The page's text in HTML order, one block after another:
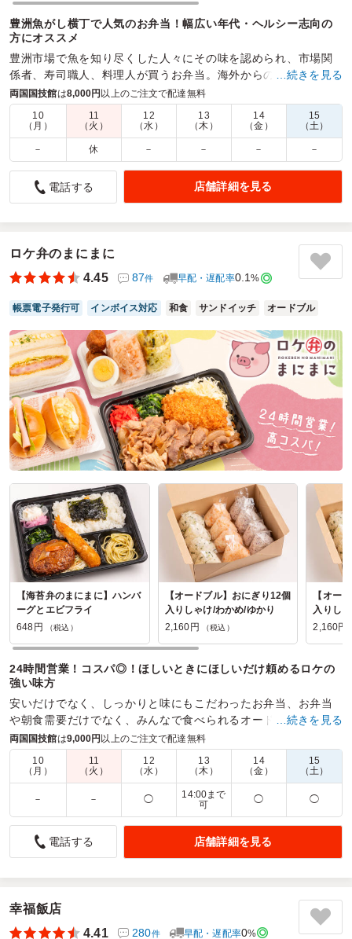
豊洲魚がし横丁で人気のお弁当！幅広い年代・ヘルシー志向の
方にオススメ
豊洲市場で魚を知り尽くした人々にその味を認められ、市場関
係者、寿司職人、料理人が買うお弁当。海外からの観光客もそ
の味を絶賛！！
商品数： 締切日時： 2日前20:00 価格帯：
980円～3,500円
配達時間：
8:30～16:00
味付けがしっかりあっておいしい
5.0
いているので、お米がどんどん進んでおいしかったです。時
間通りに配達してくれたので、役員用に注文した側としては
とても安心することができました。
ご利用シーン：会議・セミナー ›会議
参加者の年齢：60代以上男女比：男性多め
東京都墨田区横網2026/07/21
跳ね鯛の口コミをもっと見る
…続きを見る
両国国技館は8,000円 以上のご注文で配達無料
10
（月）
11
（火）
12
（水）
13
（木）
14
（金）
15
（土）
－ 休 － － － －
電話する 店舗詳細を見る
ロケ弁のまにまに
4.45
87件 早配・遅配率0.1%
帳票電子発行可 インボイス対応 和食 サンドイッチ オードブル
【海苔弁のまにまに】ハンバ
ーグとエビフライ
648円
（税込）
【オードブル】おにぎり12個
入りしゃけ/わかめ/ゆかり
2,160円
（税込）
【オー
入りし
枝豆
2,160円
24時間営業！コスパ◎！ほしいときにほしいだけ頼めるロケの
強い味方
安いだけでなく、しっかりと味にもこだわったお弁当、お弁当
や朝食需要だけでなく、みんなで食べられるオードブルも用意
して、24時間いつでもお待ちしております。
商品数： 締切日時： 2日前23:00 価格帯：
432円～648円
配達時間：
00:00～23:45
子供に大人気で美味しかったです。
5.0
親子合計25名程度のパーティーでしたが、対応も良くまた利
包装なのがGOODポイントであり、好き嫌いがある子供でも
食べやすい味でした。
…続きを見る
両国国技館は9,000円以上のご注文で配達無料
10
（月）
11
（火）
12
（水）
13
（木）
14
（金）
15
（土）
－ － ◯
14:00まで
可
◯ ◯
電話する 店舗詳細を見る
幸福飯店
4.41
280件 早配・遅配率0%